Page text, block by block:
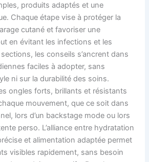
produits adaptés et une
Chaque étape vise à protéger la
cutané et favoriser une
en évitant les infections et les
les conseils s’ancrent dans
faciles à adopter, sans
ni sur la durabilité des soins.
ongles forts, brillants et résistants
mouvement, que ce soit dans
lors d’un backstage mode ou lors
perso. L’alliance entre hydratation
et alimentation adaptée permet
visibles rapidement, sans besoin